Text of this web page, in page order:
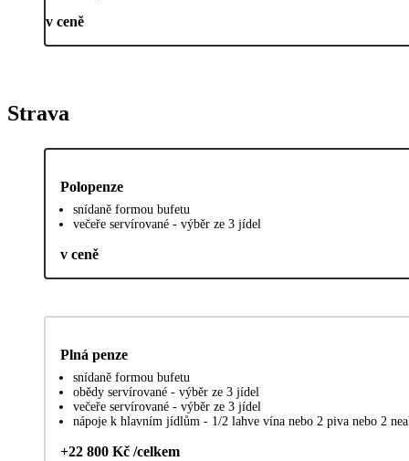
v ceně
Strava
Polopenze
snídaně formou bufetu
večeře servírované - výběr ze 3 jídel
v ceně
Plná penze
snídaně formou bufetu
obědy servírované - výběr ze 3 jídel
večeře servírované - výběr ze 3 jídel
nápoje k hlavním jídlům - 1/2 lahve vína nebo 2 piva nebo 2
+22 800 Kč /celkem